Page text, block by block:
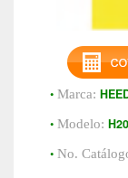
• Marca:
• Modelo:
• No.